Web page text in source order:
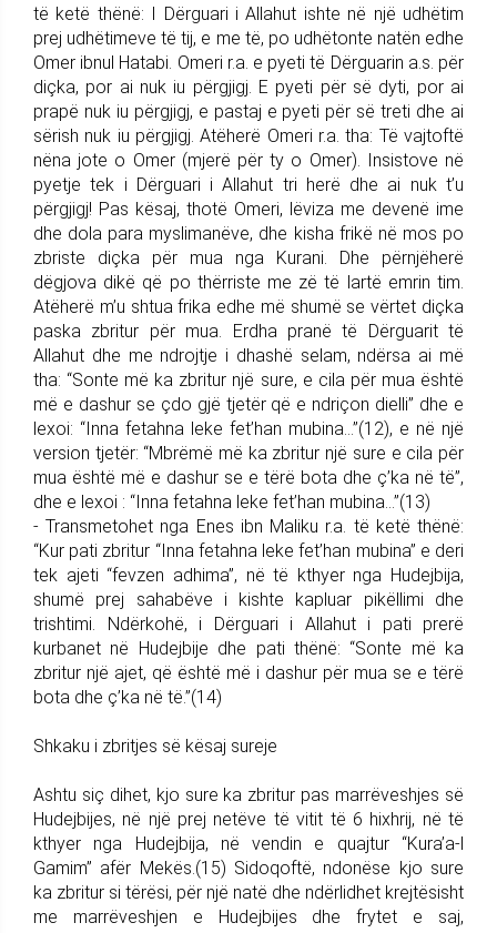
të ketë thënë: I Dërguari i Allahut ishte në një udhëtim
prej udhëtimeve të tij, e me të, po udhëtonte natën edhe
Omer ibnul Hatabi. Omeri r.a. e pyeti të Dërguarin a.s. për
diçka, por ai nuk iu përgjigj. E pyeti për së dyti, por ai
prapë nuk iu përgjigj, e pastaj e pyeti për së treti dhe ai
sërish nuk iu përgjigj. Atëherë Omeri r.a. tha: Të vajtoftë
nëna jote o Omer (mjerë për ty o Omer). Insistove në
pyetje tek i Dërguari i Allahut tri herë dhe ai nuk t’u
përgjigj! Pas kësaj, thotë Omeri, lëviza me devenë ime
dhe dola para myslimanëve, dhe kisha frikë në mos po
zbriste diçka për mua nga Kurani. Dhe përnjëherë
dëgjova dikë që po thërriste me zë të lartë emrin tim.
Atëherë m’u shtua frika edhe më shumë se vërtet diçka
paska zbritur për mua. Erdha pranë të Dërguarit të
Allahut dhe me ndrojtje i dhashë selam, ndërsa ai më
tha: “Sonte më ka zbritur një sure, e cila për mua është
më e dashur se çdo gjë tjetër që e ndriçon dielli” dhe e
lexoi: “Inna fetahna leke fet’han mubina...”(12), e në një
version tjetër: “Mbrëmë më ka zbritur një sure e cila për
mua është më e dashur se e tërë bota dhe ç’ka në të”,
dhe e lexoi : “Inna fetahna leke fet’han mubina...”(13)
- Transmetohet nga Enes ibn Maliku r.a. të ketë thënë:
“Kur pati zbritur “Inna fetahna leke fet’han mubina” e deri
tek ajeti “fevzen adhima”, në të kthyer nga Hudejbija,
shumë prej sahabëve i kishte kapluar pikëllimi dhe
trishtimi. Ndërkohë, i Dërguari i Allahut i pati prerë
kurbanet në Hudejbije dhe pati thënë: “Sonte më ka
zbritur një ajet, që është më i dashur për mua se e tërë
bota dhe ç’ka në të.”(14)
Shkaku i zbritjes së kësaj sureje
Ashtu siç dihet, kjo sure ka zbritur pas marrëveshjes së
Hudejbijes, në një prej netëve të vitit të 6 hixhrij, në të
kthyer nga Hudejbija, në vendin e quajtur “Kura’a-l
Gamim” afër Mekës.(15) Sidoqoftë, ndonëse kjo sure
ka zbritur si tërësi, për një natë dhe ndërlidhet krejtësisht
me marrëveshjen e Hudejbijes dhe frytet e saj,